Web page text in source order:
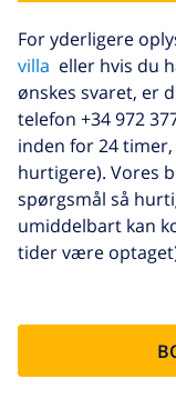
Ekstra
sengetøj
Ekstra
håndklæder
Sen checkout
Ekstra
rengøring
Afbestillings
For yderligere
villa eller hvis du
ønskes svaret, er
telefon +34 972
inden for 24
hurtigere). Vores
spørgsmål så
umiddelbart kan
tider være